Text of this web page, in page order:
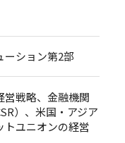
ーション第2部
営戦略、金融機関
）、米国・アジア
トユニオンの経営